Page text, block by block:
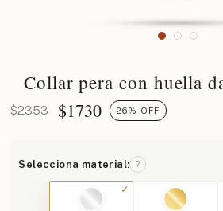
Collar pera con huella
$2353 $1730 26% OFF
Selecciona material: ?